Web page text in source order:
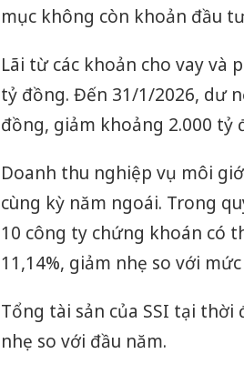
mục không còn khoản đầu tư
Lãi từ các khoản cho vay và
tỷ đồng. Đến 31/1/2026, dư
đồng, giảm khoảng 2.000 tỷ
Doanh thu nghiệp vụ môi
cùng kỳ năm ngoái. Trong
10 công ty chứng khoán có
11,14%, giảm nhẹ so với
Tổng tài sản của SSI tại
nhẹ so với đầu năm.